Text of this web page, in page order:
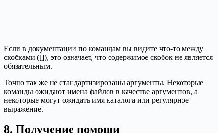
Если в документации по командам вы видите что-то между
скобками ([]), это означает, что содержимое скобок не является
обязательным.
Точно так же не стандартизированы аргументы. Некоторые
команды ожидают имена файлов в качестве аргументов, а
некоторые могут ожидать имя каталога или регулярное
выражение.
8. Получение помощи